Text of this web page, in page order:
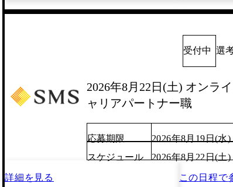
受付中 選
2026年8月22日(土) オンラ
ャリアパートナー職
応募期限
2026年8月19日(水)
スケジュール
2026年8月22日(土)
詳細を見る この日程で